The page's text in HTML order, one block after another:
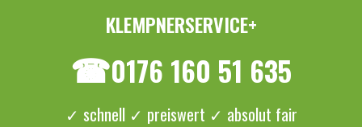
KLEMPNERSERVICE+
☎0176 160 51 635
✓ schnell ✓ preiswert ✓ absolut fair